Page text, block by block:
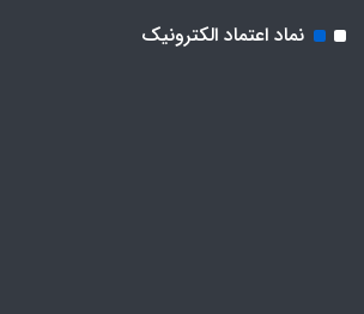
نماد اعتماد الکترونیک